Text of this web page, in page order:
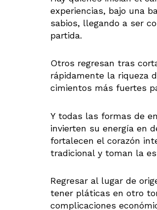
experiencias, bajo una
sabios, llegando a ser
partida.
Otros regresan tras
rápidamente la riqueza
cimientos más fuertes
Y todas las formas de
invierten su energía en
fortalecen el corazón
tradicional y toman la
Regresar al lugar de
tener pláticas en otro
complicaciones